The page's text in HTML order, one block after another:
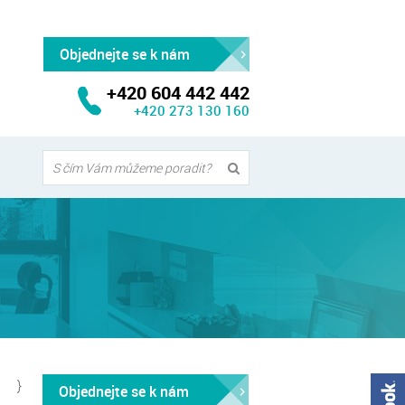
} Objednejte se k nám
Objednejte se k nám
+420 604 442 442
+420 273 130 160